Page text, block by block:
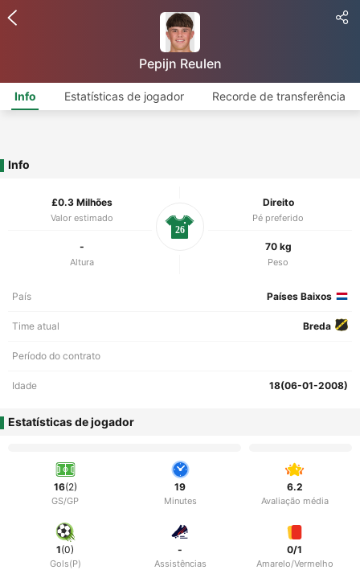
Pepijn Reulen
Info Estatísticas de jogador Recorde de transferência
Info
£0.3 Milhões
Valor estimado
Direito
Pé preferido
-
Altura
70 kg
Peso
26
País Países Baixos
Time atual Breda
Período do contrato
Idade 18(06-01-2008)
Estatísticas de jogador
16(2)
GS/GP
19
Minutes
6.2
Avaliação média
1(0)
Gols(P)
-
Assistências
0/1
Amarelo/Vermelho